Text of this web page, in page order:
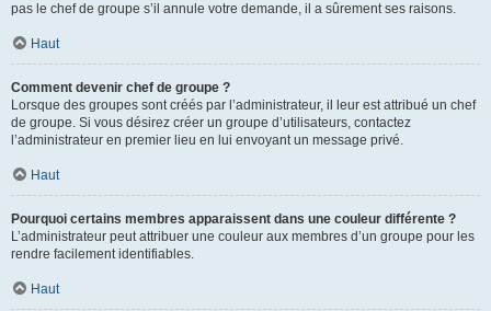
pas le chef de groupe s’il annule votre demande, il a sûrement ses raisons.
Haut
Comment devenir chef de groupe ?
Lorsque des groupes sont créés par l’administrateur, il leur est attribué un chef
de groupe. Si vous désirez créer un groupe d’utilisateurs, contactez
l’administrateur en premier lieu en lui envoyant un message privé.
Haut
Pourquoi certains membres apparaissent dans une couleur différente ?
L’administrateur peut attribuer une couleur aux membres d’un groupe pour les
rendre facilement identifiables.
Haut